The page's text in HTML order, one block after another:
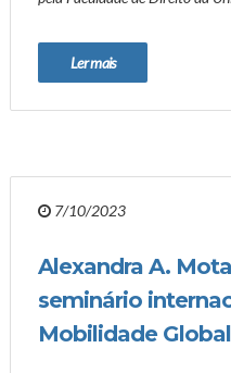
Ler mais
7/10/2023
Alexandra A.
seminário
Mobilidade Global